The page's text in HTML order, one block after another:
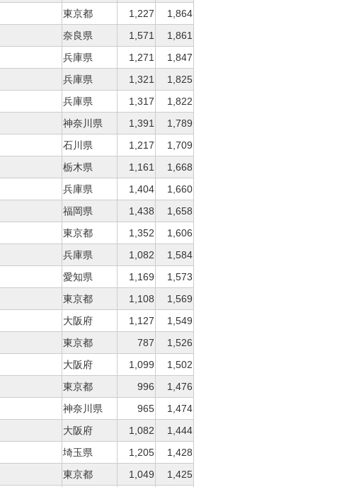
東京都 1,227
1,864
奈良県 1,571
1,861
兵庫県 1,271
1,847
兵庫県 1,321
1,825
兵庫県 1,317
1,822
神奈川県 1,391
1,789
石川県 1,217
1,709
栃木県 1,161
1,668
兵庫県 1,404
1,660
福岡県 1,438
1,658
東京都 1,352
1,606
兵庫県 1,082
1,584
愛知県 1,169
1,573
東京都 1,108
1,569
大阪府 1,127
1,549
東京都 787
1,526
大阪府 1,099
1,502
東京都 996
1,476
神奈川県 965
1,474
大阪府 1,082
1,444
埼玉県 1,205
1,428
東京都 1,049 1,425